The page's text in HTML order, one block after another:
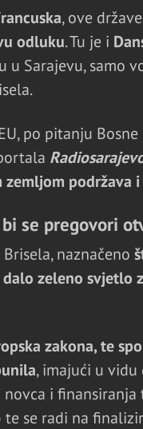
, ove
odluku. Tu je i
Sarajevu, samo
po pitanju
podržava
se pregovori
naznačeno
zeleno svjetlo
zakona, te
, imajući u vidu
novca i
se radi na